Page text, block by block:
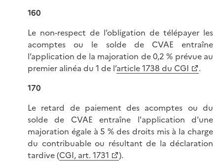
160
Le non-respect de l’obligation de télépayer les
acomptes ou le solde de CVAE entraîne
l’application de la majoration de 0,2 % prévue au
premier alinéa du 1 de l’article 1738 du CGI
.
170
Le retard de paiement des acomptes ou du
solde de CVAE entraîne l'application d'une
majoration égale à 5 % des droits mis à la charge
du contribuable ou résultant de la déclaration
tardive (CGI, art. 1731 ).